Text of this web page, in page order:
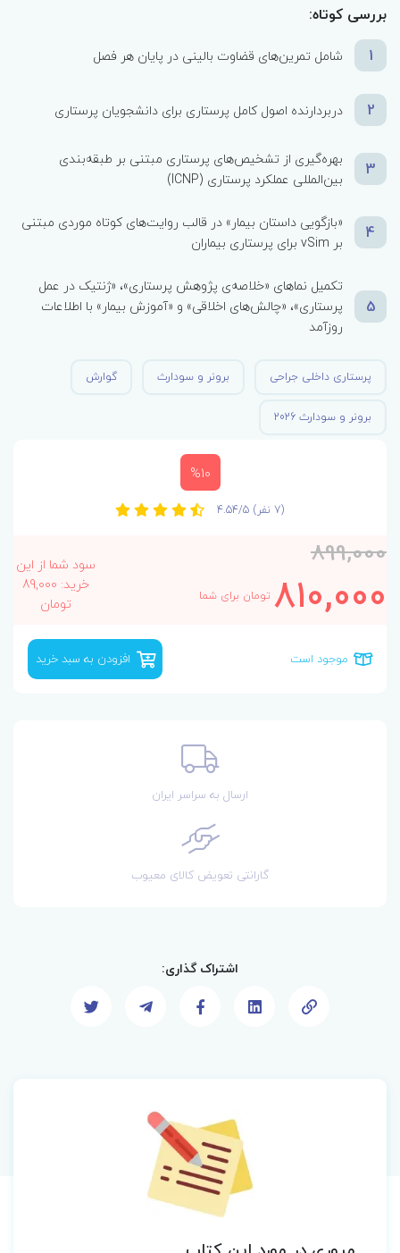
بررسی کوتاه:
1
شامل تمرین‌های قضاوت بالینی در پایان هر فصل
2 دربردارنده اصول کامل پرستاری برای دانشجویان پرستاری
3
بهره‌گیری از تشخیص‌های پرستاری مبتنی بر طبقه‌بندی
بین‌المللی عملکرد پرستاری (ICNP)
4
«بازگویی داستان بیمار» در قالب روایت‌های کوتاه موردی مبتنی
بر vSim برای پرستاری بیماران
5
تکمیل نماهای «خلاصه‌ی پژوهش پرستاری»، «ژنتیک در عمل
پرستاری»، «چالش‌های اخلاقی» و «آموزش بیمار» با اطلاعات
روزآمد
پرستاری داخلی جراحی برونر و سودارث گوارش
برونر و سودارث 2026
%10
4.54/5 (7 نفر)
899,000
810,000تومان برای شما
سود شما از این
خرید: 89,000
تومان
موجود است افزودن به سبد خرید
ارسال به سراسر ایران
گارانتی تعویض کالای معیوب
اشتراک گذاری: